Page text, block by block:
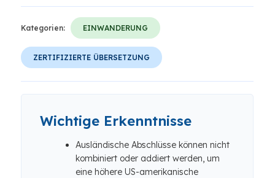
Kategorien: EINWANDERUNG
ZERTIFIZIERTE ÜBERSETZUNG
Wichtige Erkenntnisse
Ausländische Abschlüsse können nicht
kombiniert oder addiert werden, um
eine höhere US-amerikanische